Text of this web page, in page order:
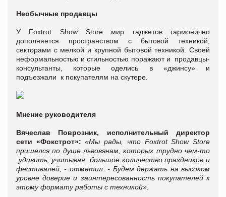
Необычные продавцы
У Foxtrot Show Store мир гаджетов гармонично
дополняется пространством с бытовой техникой,
секторами с мелкой и крупной бытовой техникой. Своей
неформальностью и стильностью поражают и продавцы-
консультанты, которые оделись в «джинсу» и
подъезжали к покупателям на скутере.
Мнение руководителя
Вячеслав Поврозник, исполнительный директор
сети «Фокстрот»: «Мы рады, что Foxtrot Show Store
пришелся по душе львовянам, которых трудно чем-то
удивить, учитывая большое количество праздников и
фестивалей, - отметил. - Будем держать на высоком
уровне доверие и заинтересованность покупателей к
этому формату работы с техникой».